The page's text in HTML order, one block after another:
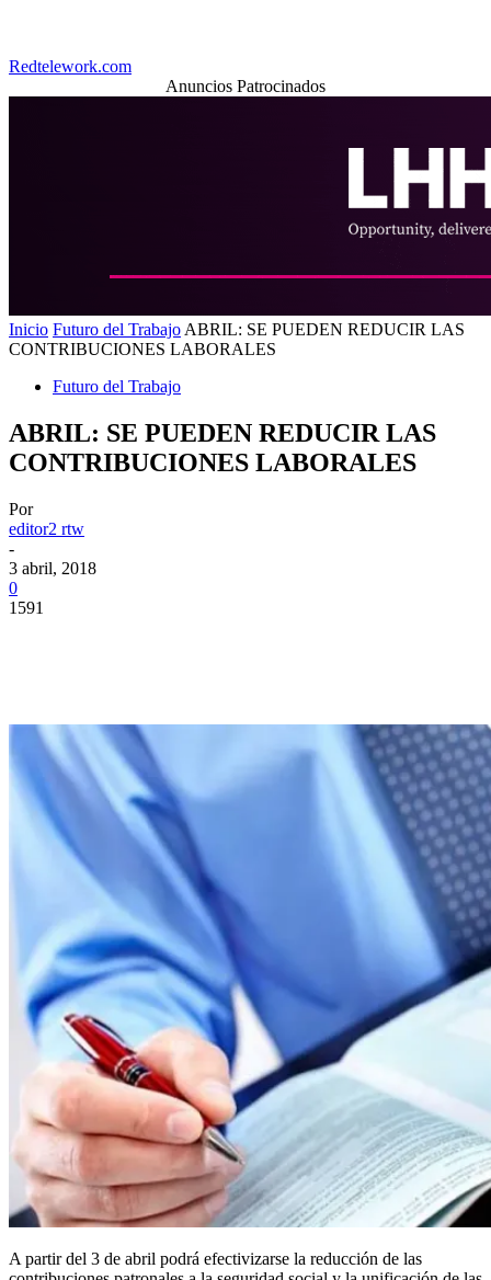
Redtelework.com
Anuncios Patrocinados
Inicio Futuro del Trabajo ABRIL: SE PUEDEN REDUCIR LAS
CONTRIBUCIONES LABORALES
Futuro del Trabajo
ABRIL: SE PUEDEN REDUCIR LAS
CONTRIBUCIONES LABORALES
Por
editor2 rtw
-
3 abril, 2018
0
1591
A partir del 3 de abril podrá efectivizarse la reducción de las